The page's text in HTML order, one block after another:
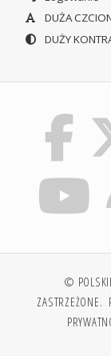
DUŻA
DUŻY
©
ZASTRZEŻONE.